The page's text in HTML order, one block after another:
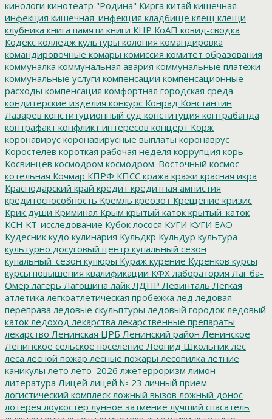
кинологи кинотеатр "Родина" Кирга китай кишечная
инфекция кишечная_инфекция кладбище клещ клещи
клубника книга памяти книги КНР КоАП ковид-сводка
Кодекс колледж культуры колония командировка
командировочные комары комиссия комитет образования
коммуналка коммунальная авария коммунальные платежи
коммунальные услуги компенсации компенсационные
расходы компенсация комфортная городская среда
кондитерские изделия конкурс Конрад Константин
Лазарев конституционный суд конституция контрабанда
контрафакт конфликт интересов концерт Корж
коронавирус коронавирусные выплаты коронаврус
Коростелев короткая рабочая неделя коррупция корь
Косвинцев космодром космодром_Восточный космос
котельная Кочмар КПРФ КПСС кража кражи красная икра
Краснодарский край кредит кредитная амнистия
кредитоспособность Кремль креозот Крещение кризис
Крик души Криминал Крым крытый каток крытый_каток
КСН КТ-исследование Кубок лосося КУГИ КУГИ ЕАО
Кудесник кудо кулинария Кульдкр Кульдур культура
культурно досуговый центр купальный сезон
купальный_сезон купюры Кураж курение Куренков курсы
курсы повышения квалификации КФХ лаборатория Лаг ба-
Омер лагерь Лагошина лайк ЛДПР Левинталь Легкая
атлетика легкоатлетическая пробежка лед ледовая
переправа ледовые скульптуры ледовый городок ледовый
каток ледоход лекарства лекарственные препараты
лекарство Ленинская ЦРБ Ленинский район Ленинское
Ленинское сельское поселение Леонид Школьник лес
леса лесной пожар лесные пожары лесопилка летние
каникулы лето лето_2026 лжетерроризм лимон
литература Лицей лицей № 23 личный прием
логистический комплеск ложный вызов ложный донос
лотерея лоукостер лунное затмение лучший спасатель